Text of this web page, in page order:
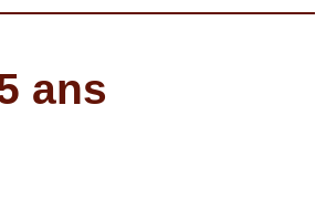
ans